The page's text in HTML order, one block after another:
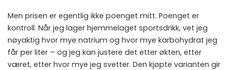
Men prisen er egentlig ikke poenget mitt. Poenget er
kontroll. Når jeg lager hjemmelaget sportsdrikk, vet jeg
nøyaktig hvor mye natrium og hvor mye karbohydrat jeg
får per liter – og jeg kan justere det etter økten, etter
været, etter hvor mye jeg svetter. Den kjøpte varianten gir